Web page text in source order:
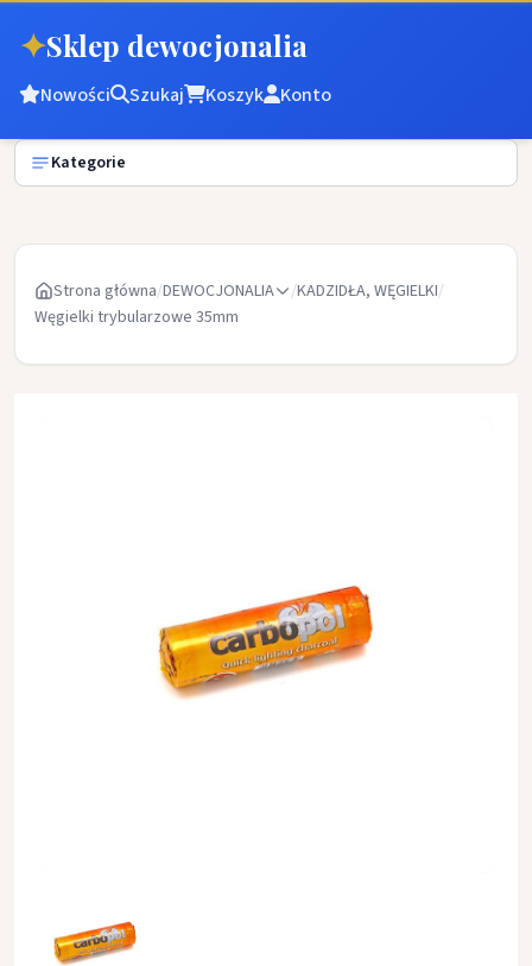
✦Sklep dewocjonalia
Nowości Szukaj Koszyk Konto
Kategorie
Strona główna/DEWOCJONALIA /KADZIDŁA, WĘGIELKI/
Węgielki trybularzowe 35mm